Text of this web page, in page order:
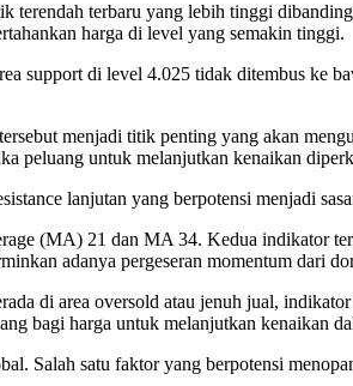
terbaru yang lebih tinggi
harga di level yang semakin tinggi.
di level 4.025 tidak ditembus ke
menjadi titik penting yang akan
peluang untuk melanjutkan kenaikan
lanjutan yang berpotensi menjadi
(MA) 21 dan MA 34. Kedua indikator
adanya pergeseran momentum dari
di area oversold atau jenuh jual,
bagi harga untuk melanjutkan kenaikan
Salah satu faktor yang berpotensi